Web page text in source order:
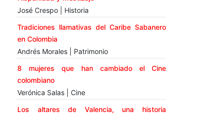
José Crespo | Historia
Tradiciones llamativas del Caribe Sabanero
en Colombia
Andrés Morales | Patrimonio
8 mujeres que han cambiado el Cine
colombiano
Verónica Salas | Cine
Los altares de Valencia, una historia